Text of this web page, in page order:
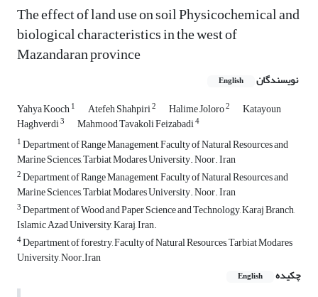
The effect of land use on soil Physicochemical and
biological characteristics in the west of
Mazandaran province
نویسندگان English
Yahya Kooch1 Atefeh Shahpiri2 Halime Joloro2 Katayoun
Haghverdi3 Mahmood Tavakoli Feizabadi4
1Department of Range Management, Faculty of Natural Resources and
Marine Sciences, Tarbiat Modares University. Noor. Iran
2Department of Range Management, Faculty of Natural Resources and
Marine Sciences, Tarbiat Modares University. Noor. Iran
3Department of Wood and Paper Science and Technology, Karaj Branch,
Islamic Azad University, Karaj, Iran.
4Department of forestry, Faculty of Natural Resources, Tarbiat Modares
University, Noor.Iran
چکیده
English